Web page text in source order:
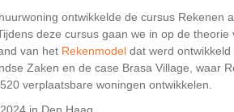
ontwikkelde de cursus Rekenen
deze cursus gaan we in op de theorie
van het Rekenmodel dat werd
Zaken en de case Brasa Village, waar
verplaatsbare woningen ontwikkelen.